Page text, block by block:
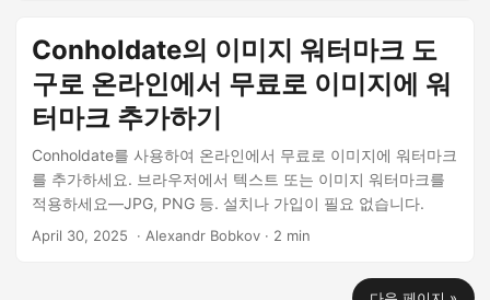
Conholdate의 이미지 워터마크 도
구로 온라인에서 무료로 이미지에 워
터마크 추가하기
Conholdate를 사용하여 온라인에서 무료로 이미지에 워터마크
를 추가하세요. 브라우저에서 텍스트 또는 이미지 워터마크를
적용하세요—JPG, PNG 등. 설치나 가입이 필요 없습니다.
April 30, 2025 ‎ · Alexandr Bobkov · 2 min